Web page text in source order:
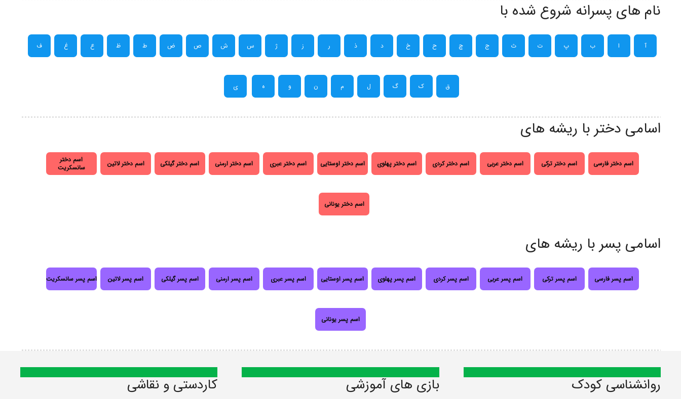
نام های پسرانه شروع شده با
آ ا ب پ ت ث ج چ ح خ د ذ ر ز ژ س ش ص ض ط ظ ع غ ف
ق ک گ ل م ن و ه ی
اسامی دختر با ریشه های
اسم دختر فارسی اسم دختر ترکی اسم دختر عربی اسم دختر کردی اسم دختر پهلوی اسم دختر اوستایی اسم دختر عبری اسم دختر ارمنی اسم دختر گیلکی اسم دختر لاتین
اسم دختر
سانسکریت
اسم دختر یونانی
اسامی پسر با ریشه های
اسم پسر فارسی اسم پسر ترکی اسم پسر عربی اسم پسر کردی اسم پسر پهلوی اسم پسر اوستایی اسم پسر عبری اسم پسر ارمنی اسم پسر گیلکی اسم پسر لاتین اسم پسر سانسکریت
اسم پسر یونانی
روانشناسی کودک بازی های آموزشی کاردستی و نقاشی